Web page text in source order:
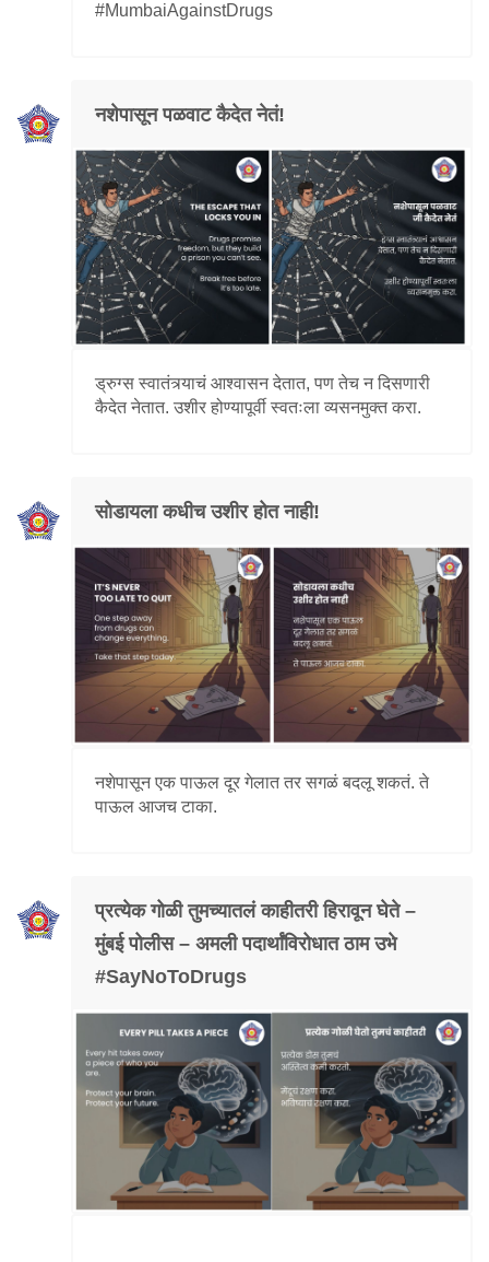
#MumbaiAgainstDrugs
नशेपासून पळवाट कैदेत नेतं!
ड्रुग्स स्वातंत्र्याचं आश्वासन देतात, पण तेच न दिसणारी
कैदेत नेतात. उशीर होण्यापूर्वी स्वतःला व्यसनमुक्त करा.
सोडायला कधीच उशीर होत नाही!
नशेपासून एक पाऊल दूर गेलात तर सगळं बदलू शकतं. ते
पाऊल आजच टाका.
प्रत्येक गोळी तुमच्यातलं काहीतरी हिरावून घेते –
मुंबई पोलीस – अमली पदार्थांविरोधात ठाम उभे
#SayNoToDrugs